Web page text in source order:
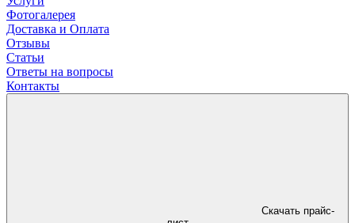
Фотогалерея
Доставка и Оплата
Отзывы
Статьи
Ответы на вопросы
Контакты
Скачать прайс-